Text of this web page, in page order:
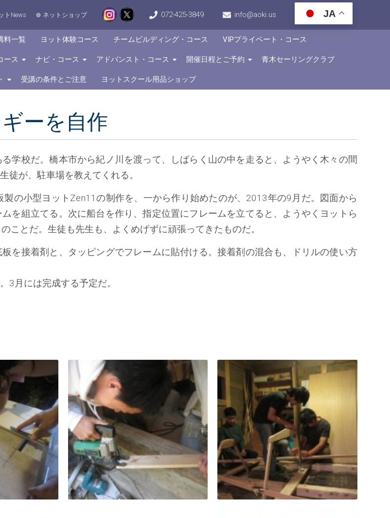
トNews ネットショップ 072-425-3849 info@aoki.us JA
料一覧 ヨット体験コース チームビルディング・コース VIPプライベート・コース
ース ナビ・コース アドバンスト・コース 開催日程とご予約 青木セーリングクラブ
受講の条件とご注意 ヨットスクール用品ショップ
ーを自作
学校だ。橋本市から紀ノ川を渡って、しばらく山の中を走ると、ようやく木々の間
徒が、駐車場を教えてくれる。
の小型ヨットZen11の制作を、一から作り始めたのが、2013年の9月だ。図面から
を組立てる。次に船台を作り、指定位置にフレームを立てると、ようやくヨットら
ことだ。生徒も先生も、よくめげずに頑張ってきたものだ。
を接着剤と、タッピングでフレームに貼付ける。接着剤の混合も、ドリルの使い方
3月には完成する予定だ。